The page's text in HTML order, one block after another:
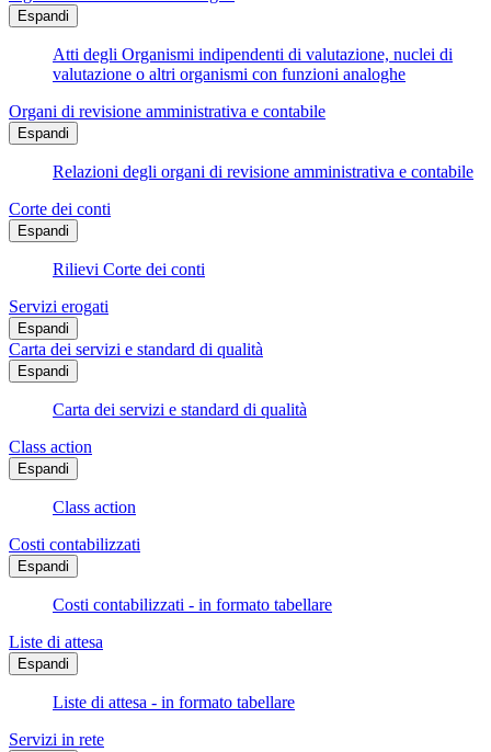
Espandi
Atti degli Organismi indipendenti di valutazione, nuclei di
valutazione o altri organismi con funzioni analoghe
Organi di revisione amministrativa e contabile
Espandi
Relazioni degli organi di revisione amministrativa e contabile
Corte dei conti
Espandi
Rilievi Corte dei conti
Servizi erogati
Espandi
Carta dei servizi e standard di qualità
Espandi
Carta dei servizi e standard di qualità
Class action
Espandi
Class action
Costi contabilizzati
Espandi
Costi contabilizzati - in formato tabellare
Liste di attesa
Espandi
Liste di attesa - in formato tabellare
Servizi in rete